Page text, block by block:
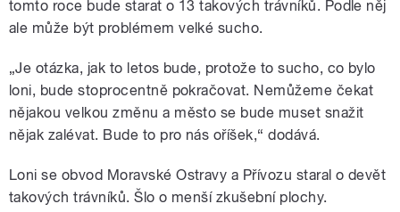
tomto roce bude starat o 13 takových trávníků. Podle něj
ale může být problémem velké sucho.
„Je otázka, jak to letos bude, protože to sucho, co bylo
loni, bude stoprocentně pokračovat. Nemůžeme čekat
nějakou velkou změnu a město se bude muset snažit
nějak zalévat. Bude to pro nás oříšek,“ dodává.
Loni se obvod Moravské Ostravy a Přívozu staral o devět
takových trávníků. Šlo o menší zkušební plochy.